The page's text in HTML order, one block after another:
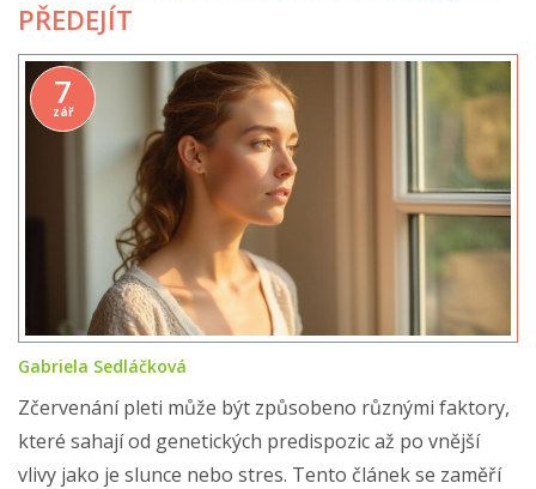
PŘEDEJÍT
7
zář
Gabriela Sedláčková
Zčervenání pleti může být způsobeno různými faktory,
které sahají od genetických predispozic až po vnější
vlivy jako je slunce nebo stres. Tento článek se zaměří